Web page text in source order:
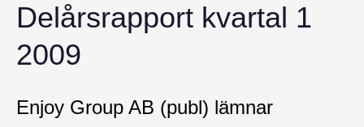
Delårsrapport kvartal 1
2009
Enjoy Group AB (publ) lämnar